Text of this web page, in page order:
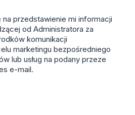
przedstawienie mi informacji
od Administratora za
komunikacji
marketingu bezpośredniego
lub usług na podany przeze
e-mail.